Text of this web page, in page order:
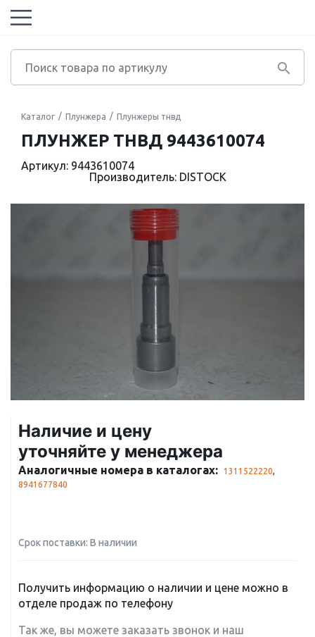
Каталог Плунжера Плунжеры тнвд
ПЛУНЖЕР ТНВД 9443610074
Артикул: 9443610074
Производитель: DISTOCK
Наличие и цену
уточняйте у менеджера
Аналогичные номера в каталогах: 1311522220,
8941677840
Срок поставки: В наличии
Получить информацию о наличии и цене можно в
отделе продаж по телефону
Так же, вы можете заказать звонок и наш